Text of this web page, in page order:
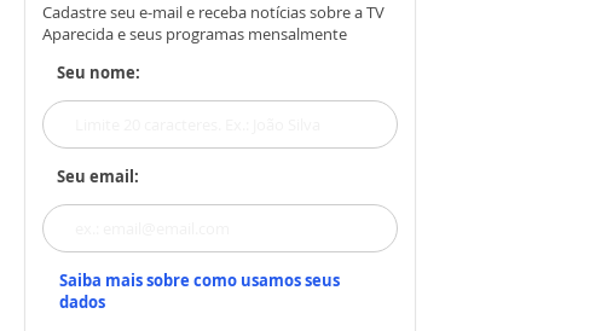
Cadastre seu e-mail e receba notícias sobre a TV
Aparecida e seus programas mensalmente
Seu nome:
Seu email:
Saiba mais sobre como usamos seus
dados